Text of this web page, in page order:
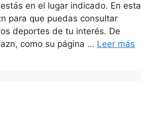
en el lugar indicado. En esta
para que puedas consultar
deportes de tu interés. De
como su página … Leer más